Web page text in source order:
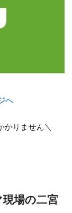
へ
かりません＼
現場の二宮